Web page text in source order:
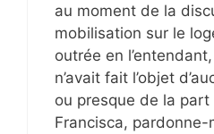
au moment de la
mobilisation sur le
outrée en
n’avait fait l’objet
ou presque de la
Francisca,